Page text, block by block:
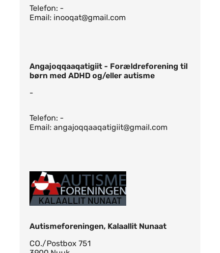
Telefon: -
Email: inooqat@gmail.com
Angajoqqaaqatigiit - Forældreforening til
børn med ADHD og/eller autisme
-
Telefon: -
Email: angajoqqaaqatigiit@gmail.com
Autismeforeningen, Kalaallit Nunaat
CO./Postbox 751